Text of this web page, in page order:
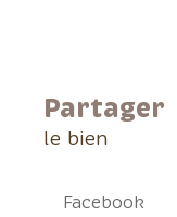
partager
le bien
Facebook